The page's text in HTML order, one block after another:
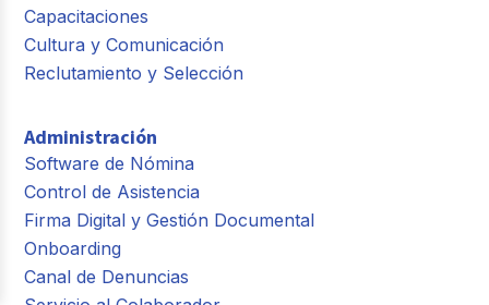
Capacitaciones
Cultura y Comunicación
Reclutamiento y Selección
Administración
Software de Nómina
Control de Asistencia
Firma Digital y Gestión Documental
Onboarding
Canal de Denuncias